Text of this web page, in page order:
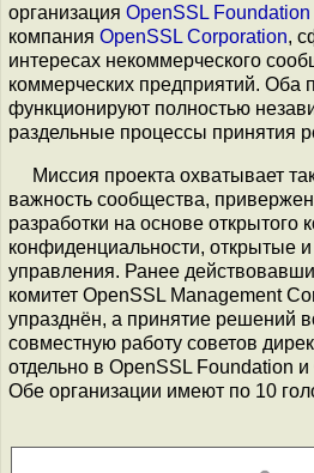
организация OpenSSL Foundation
компания OpenSSL Corporation,
интересах некоммерческого
коммерческих предприятий. Оба
функционируют полностью
раздельные процессы принятия
Миссия проекта охватывает
важность сообщества,
разработки на основе открытого
конфиденциальности, открытые
управления. Ранее
комитет OpenSSL Management
упразднён, а принятие решений
совместную работу советов
отдельно в OpenSSL Foundation
Обе организации имеют по 10